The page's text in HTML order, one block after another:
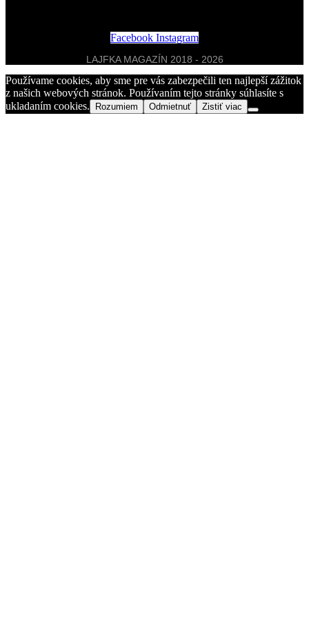
Facebook Instagram
LAJFKA MAGAZÍN 2018 - 2026
Používame cookies, aby sme pre vás zabezpečili ten najlepší zážitok
z našich webových stránok. Používaním tejto stránky súhlasíte s
ukladaním cookies.
Rozumiem Odmietnuť Zistiť viac